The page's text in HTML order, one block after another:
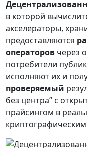
в которой
акселераторы,
предоставляются
операторов через
потребители
исполняют их и
проверяемый
без центра” с
прайсингом в